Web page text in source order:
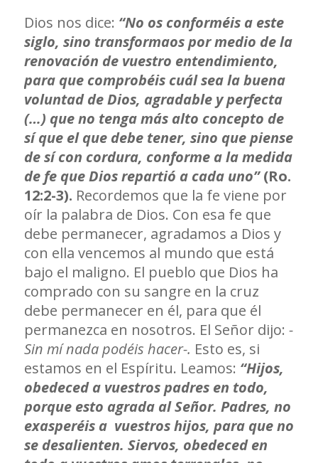
Dios nos dice: “No os conforméis a este
siglo, sino transformaos por medio de la
renovación de vuestro entendimiento,
para que comprobéis cuál sea la buena
voluntad de Dios, agradable y perfecta
(…) que no tenga más alto concepto de
sí que el que debe tener, sino que piense
de sí con cordura, conforme a la medida
de fe que Dios repartió a cada uno” (Ro.
12:2-3). Recordemos que la fe viene por
oír la palabra de Dios. Con esa fe que
debe permanecer, agradamos a Dios y
con ella vencemos al mundo que está
bajo el maligno. El pueblo que Dios ha
comprado con su sangre en la cruz
debe permanecer en él, para que él
permanezca en nosotros. El Señor dijo: -
Sin mí nada podéis hacer-. Esto es, si
estamos en el Espíritu. Leamos: “Hijos,
obedeced a vuestros padres en todo,
porque esto agrada al Señor. Padres, no
exasperéis a vuestros hijos, para que no
se desalienten. Siervos, obedeced en